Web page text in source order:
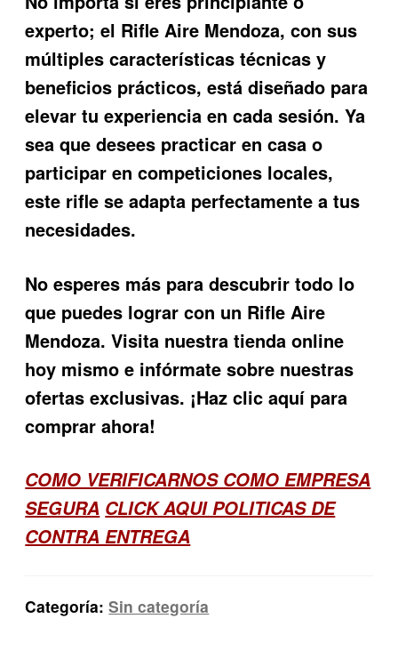
experto; el Rifle Aire Mendoza, con sus
múltiples características técnicas y
beneficios prácticos, está diseñado para
elevar tu experiencia en cada sesión. Ya
sea que desees practicar en casa o
participar en competiciones locales,
este rifle se adapta perfectamente a tus
necesidades.
No esperes más para descubrir todo lo
que puedes lograr con un Rifle Aire
Mendoza. Visita nuestra tienda online
hoy mismo e infórmate sobre nuestras
ofertas exclusivas. ¡Haz clic aquí para
comprar ahora!
COMO VERIFICARNOS COMO EMPRESA
SEGURA CLICK AQUI POLITICAS DE
CONTRA ENTREGA
Categoría:Sin categoría